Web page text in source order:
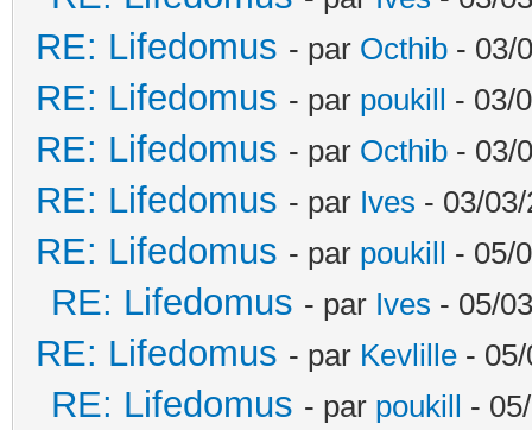
RE: Lifedomus - par Octhib - 03/
RE: Lifedomus - par poukill - 03/
RE: Lifedomus - par Octhib - 03/
RE: Lifedomus - par Ives - 03/
RE: Lifedomus - par poukill - 05/
RE: Lifedomus - par Ives - 05/
RE: Lifedomus - par Kevlille -
RE: Lifedomus - par poukill -